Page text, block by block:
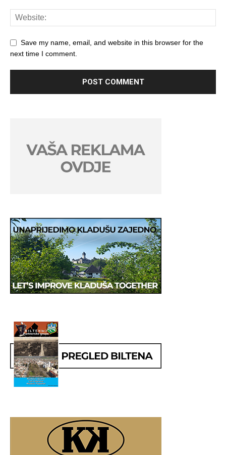
Save my name, email, and website in this browser for the
next time I comment.